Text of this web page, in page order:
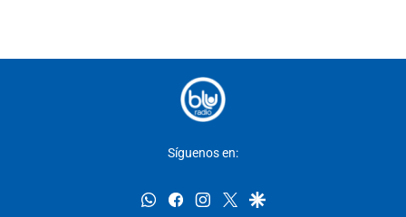
Síguenos en:
whatsappfacebookinstagram
twittergoogle